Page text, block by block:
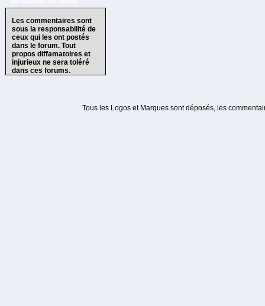
Les commentaires sont
sous la responsabilité de
ceux qui les ont postés
dans le forum. Tout
propos diffamatoires et
injurieux ne sera toléré
dans ces forums.
Tous les Logos et Marques sont déposés, les